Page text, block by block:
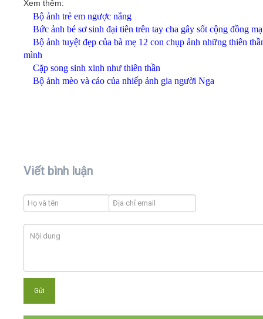
Xem thêm:
Bộ ảnh trẻ em ngược nắng
Bức ảnh bé sơ sinh đại tiên trên tay cha gây sốt cộng đồng
Bộ ảnh tuyệt đẹp của bà mẹ 12 con chụp ảnh những thiên
mình
Cặp song sinh xinh như thiên thần
Bộ ảnh mèo và cáo của nhiếp ảnh gia người Nga
Viết bình luận